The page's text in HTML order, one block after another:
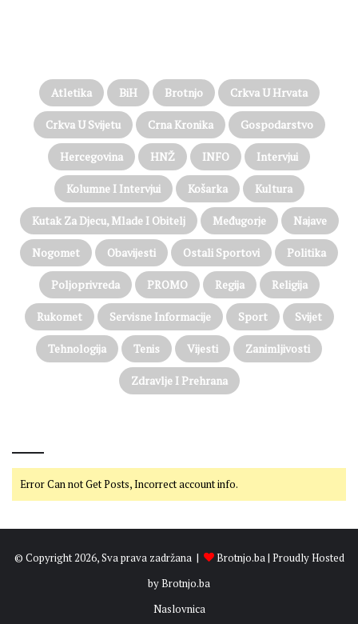
Atletika BiH Brotnjo Crkva U Hrvata
Crkva U Svijetu Crna Kronika Gospodarstvo
Hercegovina HNŽ INFO Intervjui
Kolumne I Intervjui Košarka Kultura
Kutak Za Djecu, Mlade I Obitelj Međugorje Najave
Nogomet Obavijesti Ostali Sportovi Politika
Poljoprivreda PROMO Regija Religija
Rukomet Servisne Informacije Sport Svijet
Tehnologija Tenis Vijesti Zanimljivosti
Zdravlje I Prehrana
Error Can not Get Posts, Incorrect account info.
© Copyright 2026, Sva prava zadržana | Brotnjo.ba| Proudly Hosted
byBrotnjo.ba
Naslovnica